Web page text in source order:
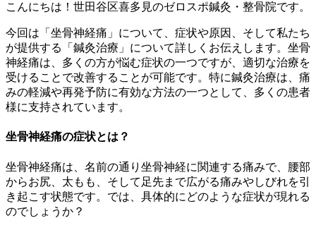
こんにちは！世田谷区喜多見のゼロスポ鍼灸・整骨院です。
今回は「坐骨神経痛」について、症状や原因、そして私たち
が提供する「鍼灸治療」について詳しくお伝えします。坐骨
神経痛は、多くの方が悩む症状の一つですが、適切な治療を
受けることで改善することが可能です。特に鍼灸治療は、痛
みの軽減や再発予防に有効な方法の一つとして、多くの患者
様に支持されています。
坐骨神経痛の症状とは？
坐骨神経痛は、名前の通り坐骨神経に関連する痛みで、腰部
からお尻、太もも、そして足先まで広がる痛みやしびれを引
き起こす状態です。では、具体的にどのような症状が現れる
のでしょうか？